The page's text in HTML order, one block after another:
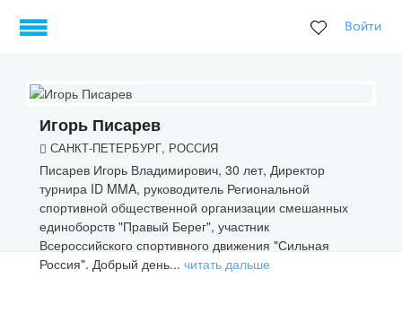
Войти
Игорь Писарев
САНКТ-ПЕТЕРБУРГ, РОССИЯ
Писарев Игорь Владимирович, 30 лет, Директор
турнира ID MMA, руководитель Региональной
спортивной общественной организации смешанных
единоборств "Правый Берег", участник
Всероссийского спортивного движения "Сильная
Россия". Добрый день... читать дальше